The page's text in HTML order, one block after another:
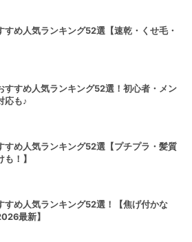
すめ人気ランキング52選【速乾・くせ毛・
すすめ人気ランキング52選！初心者・メン
応も♪
すめ人気ランキング52選【プチプラ・髪質
！】
すめ人気ランキング52選！【焦げ付かな
最新】